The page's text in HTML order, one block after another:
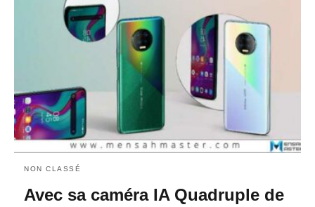
NON CLASSÉ
Avec sa caméra IA Quadruple de